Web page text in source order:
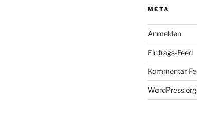
META
Anmelden
Eintrags-Feed
Kommentar-
WordPress.org